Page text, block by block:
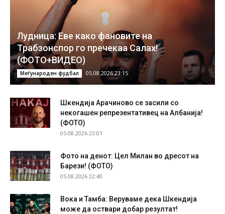
Лудница: Еве како фановите на
Трабзонспор го пречекаа Салах!
(ФОТО+ВИДЕО)
Меѓународен фудбал 05.08.2026 23:15
Шкендија Арачиново се засили со
некогашен репрезентативец на Албанија!
(ФОТО)
05.08.2026 23:01
Фото на денот: Цел Милан во дресот на
Барези! (ФОТО)
05.08.2026 22:40
Вока и Тамба: Веруваме дека Шкендија
може да оствари добар резултат!